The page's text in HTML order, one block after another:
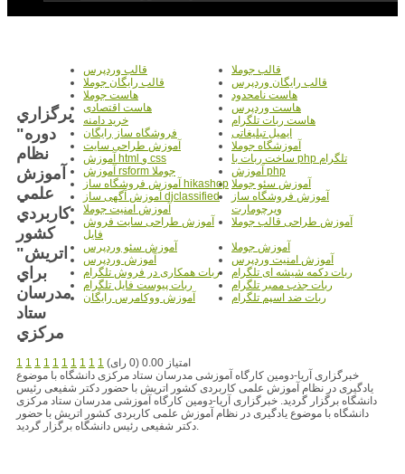
قالب جوملا
قالب وردپرس
قالب رایگان وردپرس
قالب رایگان جوملا
هاست نامحدود
هاست جوملا
هاست وردپرس
هاست اقتصادی
هاست ربات تلگرام
خرید دامنه
ایمیل تبلیغاتی
فروشگاه ساز رایگان
آموزشگاه جوملا
آموزش طراحی سایت
ساخت ربات با php تلگرام
آموزش html و css
آموزش php
آموزش rsform جوملا
آموزش سئو جوملا آموزش فروشگاه ساز hikashop
آموزش فروشگاه ساز
ویرچومارت
آموزش آگهی ساز djclassified
آموزش امنیت جوملا
آموزش طراحی قالب جوملا
آموزش طراحی سایت فروش
فایل
آموزش جوملا
آموزش سئو وردپرس
آموزش امنیت وردپرس
آموزش وردپرس
ربات دکمه شیشه ای تلگرام
ربات همکاری در فروش تلگرام
ربات جذب ممبر تلگرام
ربات پیوست فایل تلگرام
ربات ضد اسپم تلگرام
آموزش ووکامرس رایگان
برگزاري
دوره"
نظام
آموزش
علمي
كاربردي
كشور
اتريش"
براي
مدرسان
ستاد
مرکزي
1 1 1 1 1 1 1 1 1 1
امتیاز 0.00 (0 رای)
خبرگزاری آریا-دومین کارگاه آموزشی مدرسان ستاد مرکزی دانشگاه با موضوع
یادگیری در نظام آموزش علمی کاربردی کشور اتریش با حضور دکتر شفیعی رئیس
دانشگاه برگزار گردید. خبرگزاری آریا-دومین کارگاه آموزشی مدرسان ستاد مرکزی
دانشگاه با موضوع یادگیری در نظام آموزش علمی کاربردی کشور اتریش با حضور
دکتر شفیعی رئیس دانشگاه برگزار گردید.